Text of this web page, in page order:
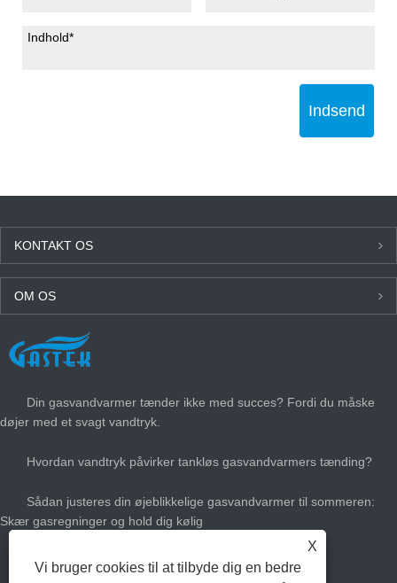
Indsend
KONTAKT OS
OM OS
SENESTE NYT
Din gasvandvarmer tænder ikke med succes? Fordi du måske
døjer med et svagt vandtryk.
Hvordan vandtryk påvirker tankløs gasvandvarmers tænding?
Sådan justeres din øjeblikkelige gasvandvarmer til sommeren:
Skær gasregninger og hold dig kølig
Hvor stor gas varmt vandvarmer har du brug for?
X
Vi bruger cookies til at tilbyde dig en bedre